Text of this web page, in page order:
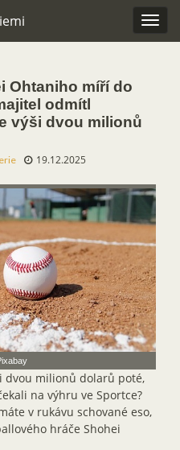
Ohtaniho míří do
odmítl
výši dvou milionů
19.12.2025
dvou milionů dolarů poté,
na výhru ve Sportce?
v rukávu schované eso,
hráče Shohei